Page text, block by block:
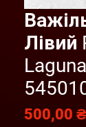
Лівий
500,00 ₴